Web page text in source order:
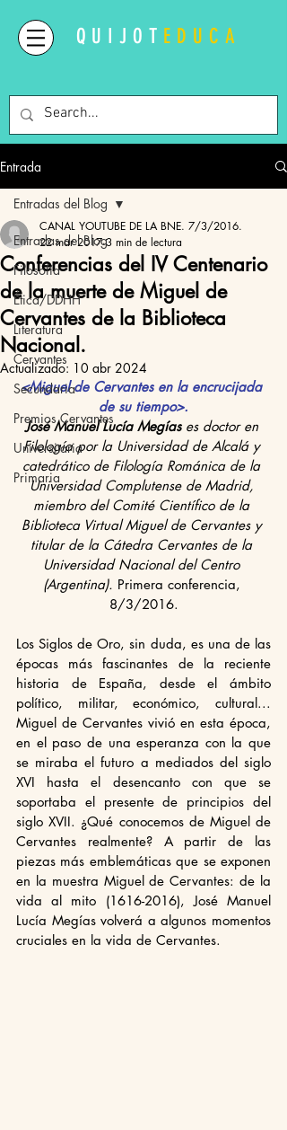
QUIJOT EDUCA
Entrada
Entradas del Blog
Filosofía
Ética/DDHH
Literatura
Cervantes
Secundaria
Premios Cervantes
Universitaria
Primaria
Entradas del Blog
Conferencias del IV Centenario
de la muerte de Miguel de
Cervantes de la Biblioteca
Nacional.
CANAL YOUTUBE DE LA BNE. 7/3/2016.
22 mar 2017 3 min de lectura
Actualizado: 10 abr 2024
<Miguel de Cervantes en la encrucijada
de su tiempo>.
José Manuel Lucía Megías es doctor en
Filología por la Universidad de Alcalá y
catedrático de Filología Románica de la
Universidad Complutense de Madrid,
miembro del Comité Científico de la
Biblioteca Virtual Miguel de Cervantes y
titular de la Cátedra Cervantes de la
Universidad Nacional del Centro
(Argentina). Primera conferencia,
8/3/2016.
Los Siglos de Oro, sin duda, es una de las
épocas más fascinantes de la reciente
historia de España, desde el ámbito
político, militar, económico, cultural...
Miguel de Cervantes vivió en esta época,
en el paso de una esperanza con la que
se miraba el futuro a mediados del siglo
XVI hasta el desencanto con que se
soportaba el presente de principios del
siglo XVII. ¿Qué conocemos de Miguel de
Cervantes realmente? A partir de las
piezas más emblemáticas que se exponen
en la muestra Miguel de Cervantes: de la
vida al mito (1616-2016), José Manuel
Lucía Megías volverá a algunos momentos
cruciales en la vida de Cervantes.